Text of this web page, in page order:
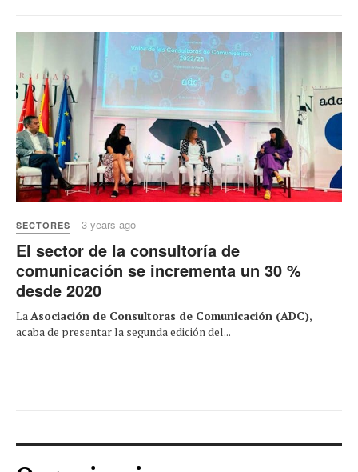
SECTORES 3 years ago
El sector de la consultoría de
comunicación se incrementa un 30 %
desde 2020
LaAsociación de Consultoras de Comunicación (ADC),
acaba de presentar la segunda edición del...